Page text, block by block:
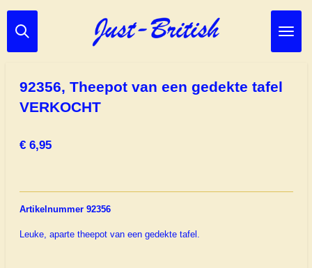
Ga
direct
92356, Theepot van een gedekte tafel
VERKOCHT
€ 6,95
Artikelnummer 92356
Leuke, aparte theepot van een gedekte tafel.